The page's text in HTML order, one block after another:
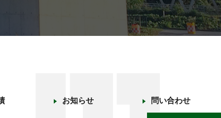
お知らせ 問い合わせ